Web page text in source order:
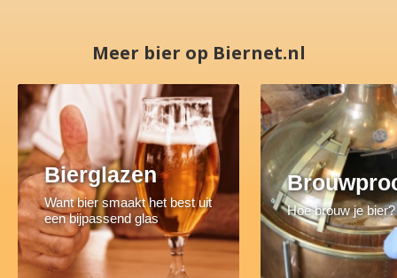
Meer bier op Biernet.nl
Bierglazen
Want bier smaakt het best uit
een bijpassend glas
Hoe brouw je bier?